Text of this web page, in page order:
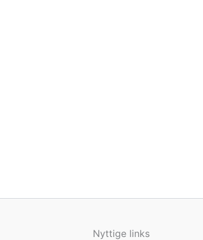
Nyttige links